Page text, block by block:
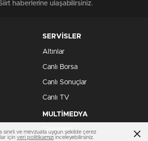
haberlerine ulaşabilirsiniz.
SERVİSLER
Altınlar
Canlı Borsa
Canlı Sonuçlar
Canlı TV
MULTİMEDYA
Gazeteler
ve mevzuata uygun şekilde çerez
için veri politikamızı inceleyebilirsiniz.